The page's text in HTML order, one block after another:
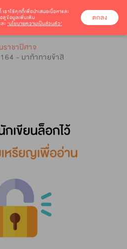
าชาปีศาจ
- มาท้าทายข้าสิ
เราใช้คุกกี้เพื่อนำเสนอเนื้อหาและ
ดูข้อมูลเพิ่มเติม
ะ ‘นโยบายความเป็นส่วนตัว’
ตกลง